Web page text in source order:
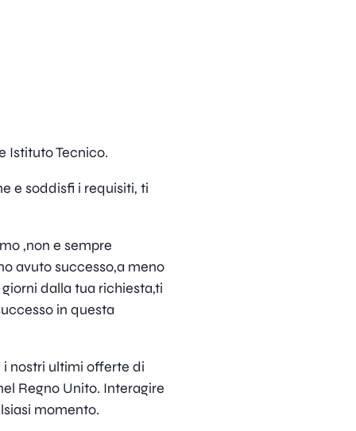
Istituto Tecnico.
e soddisfi i requisiti, ti
,non e sempre
avuto successo,a meno
dalla tua richiesta,ti
in questa
i nostri ultimi offerte di
Regno Unito. Interagire
momento.